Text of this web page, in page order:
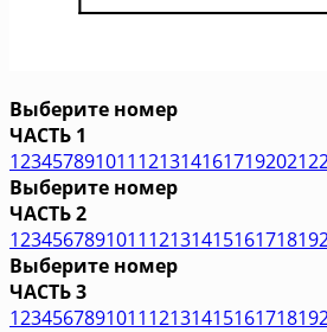
Выберите номер
ЧАСТЬ 1
1234578910111213141617192021
Выберите номер
ЧАСТЬ 2
12345678910111213141516171819
Выберите номер
ЧАСТЬ 3
12345678910111213141516171819